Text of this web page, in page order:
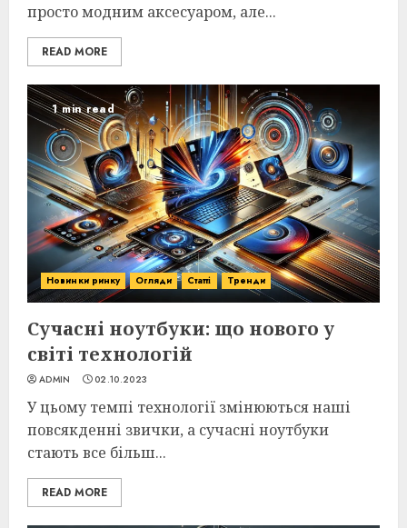
просто модним аксесуаром, але...
READ MORE
1 min read
Новинки ринку Огляди Статті Тренди
Сучасні ноутбуки: що нового у
світі технологій
ADMIN 02.10.2023
У цьому темпі технології змінюються наші
повсякденні звички, а сучасні ноутбуки
стають все більш...
READ MORE